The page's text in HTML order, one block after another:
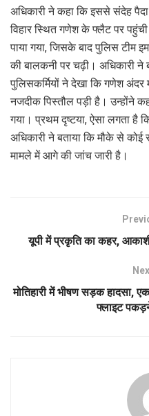
अधिकारी ने कहा कि इससे संदेह
विहार स्थित गणेश के फ्लैट पर
पाया गया, जिसके बाद पुलिस टीम
की बालकनी पर चढ़ी। अधिकारी
पुलिसकर्मियों ने देखा कि गणेश
नजदीक पिस्तौल पड़ी है। उन्होंने
गया। प्रथम दृष्टया, ऐसा लगता है
अधिकारी ने बताया कि मौके से
मामले में आगे की जांच जारी है।
यूपी में प्रकृति का कहर,
मोतिहारी में भीषण सड़क हादसा,
फ्लाइट